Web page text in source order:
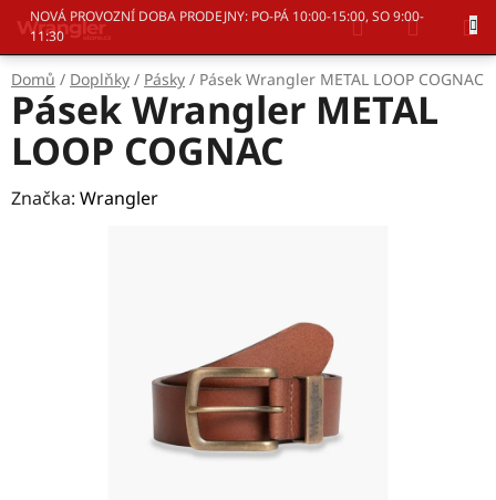
Přejít
obsah
NOVÁ PROVOZNÍ DOBA PRODEJNY: PO-PÁ 10:00-15:00, SO 9:00-
11:30
Hledat
KOŠÍK
Domů / Doplňky / Pásky / Pásek Wrangler METAL LOOP COGNAC
Pásek Wrangler METAL
LOOP COGNAC
Značka: Wrangler